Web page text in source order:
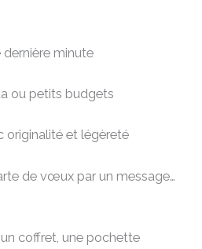
minute
ou petits budgets
originalité et légèreté
de vœux par un message…
coffret, une pochette